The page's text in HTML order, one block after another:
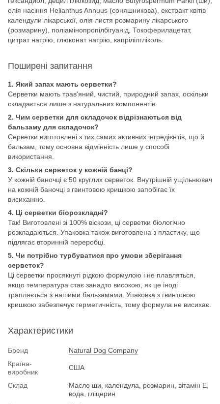
олія насіння Helianthus Annuus (соняшникова), екстракт квітів
календули лікарської, олія листя розмарину лікарського
(розмарину), поліамінопропілбігуанід, Токоферилацетат,
цитрат натрію, глюконат натрію, капрілілгліколь.
Поширені запитання
1. Який запах мають серветки?
Серветки мають трав'яний, чистий, природний запах, оскільки
складається лише з натуральних компонентів.
2. Чим серветки для складочок відрізнаються від
бальзаму для складочок?
Серветки виготовлені з тих самих активних інгредієнтів, що й
бальзам, тому основна відмінність лише у способі
використання.
3. Скільки серветок у кожній банці?
У кожній баночці є 50 круглих серветок. Внутрішній ущільнювач
на кожній баночці з гвинтовою кришкою запобігає їх
висиханню.
4. Ці серветки біорозкладні?
Так! Виготовлені зі 100% віскози, ці серветки біологічно
розкладаються. Упаковка також виготовлена з пластику, що
підлягає вторинній переробці.
5. Чи потрібно турбуватися про умови зберігання
серветок?
Ці серветки просякнуті рідкою формулою і не плавляться,
якщо температура стає занадто високою, як це іноді
трапляється з нашими бальзамами. Упаковка з гвинтовою
кришкою забезпечує герметичність, тому формула не висихає.
Характеристики
Бренд
Natural Dog Company
Країна-
виробник
США
Склад
Масло ши, календула, розмарин, вітамін E,
вода, гліцерин